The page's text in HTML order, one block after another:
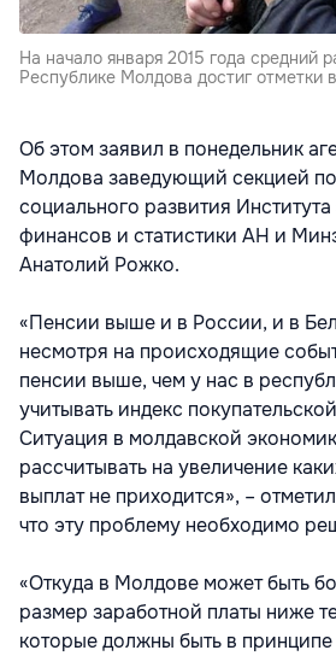
На начало января 2015 года средний
Республике Молдова достиг отметки
Об этом заявил в понедельник
Молдова заведующий секцией
социального развития
финансов и статистики АН и
Анатолий Рожко.
«Пенсии выше и в России, и в
несмотря на происходящие
пенсии выше, чем у нас в
учитывать индекс
Ситуация в молдавской
рассчитывать на увеличение
выплат не приходится», –
что эту проблему необходимо
«Откуда в Молдове может быть
размер заработной платы ниже
которые должны быть в